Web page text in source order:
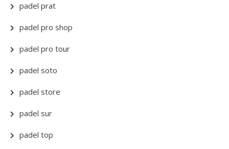
padel prat
padel pro shop
padel pro tour
padel soto
padel store
padel sur
padel top